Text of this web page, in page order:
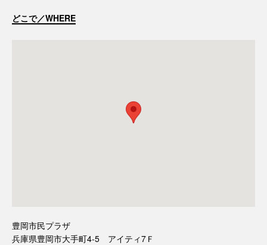
どこで／WHERE
豊岡市民プラザ
兵庫県豊岡市大手町4-5 アイティ7Ｆ